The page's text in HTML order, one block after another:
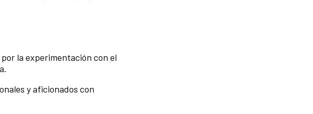
la experimentación con el
y aficionados con